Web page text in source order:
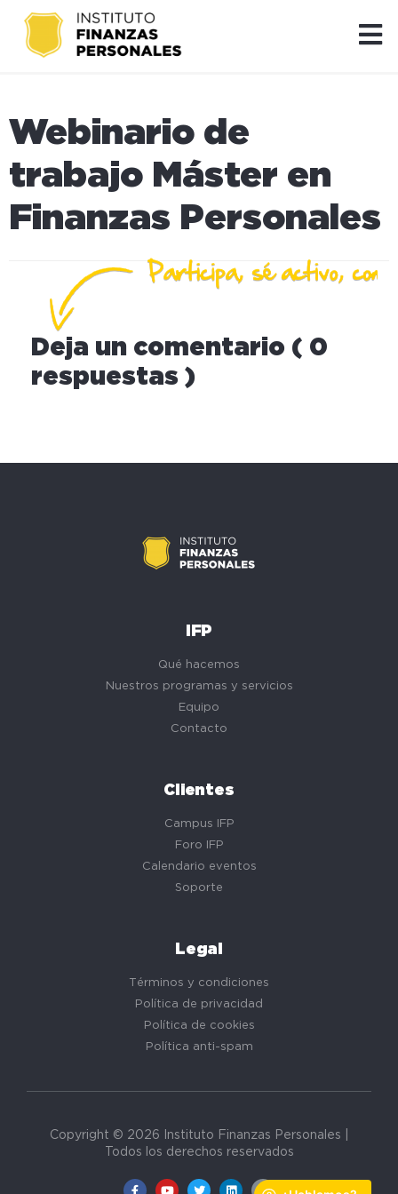
Webinario de
trabajo Máster en
Finanzas Personales
Deja un comentario ( 0
respuestas )
IFP
Qué hacemos
Nuestros programas y servicios
Equipo
Contacto
Clientes
Campus IFP
Foro IFP
Calendario eventos
Soporte
Legal
Términos y condiciones
Política de privacidad
Política de cookies
Política anti-spam
Copyright © 2026 Instituto Finanzas Personales |
Todos los derechos reservados